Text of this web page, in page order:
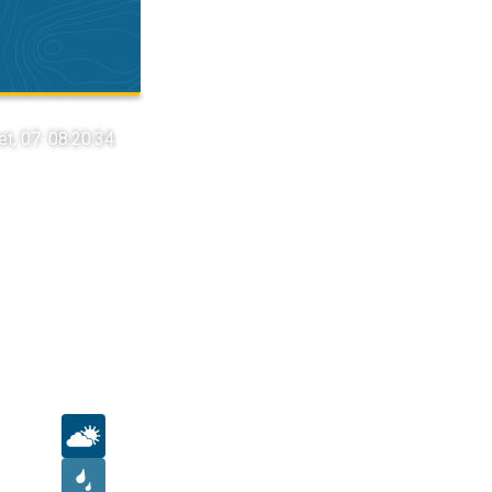
07. 08. 20:34